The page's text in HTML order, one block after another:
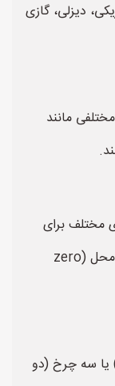
دیزلی، گازی
مانند
مختلف برای
حرکت افقی باشند؛ مثلاً توانایی چرخش در محل (zero
یا سه چرخ (دو